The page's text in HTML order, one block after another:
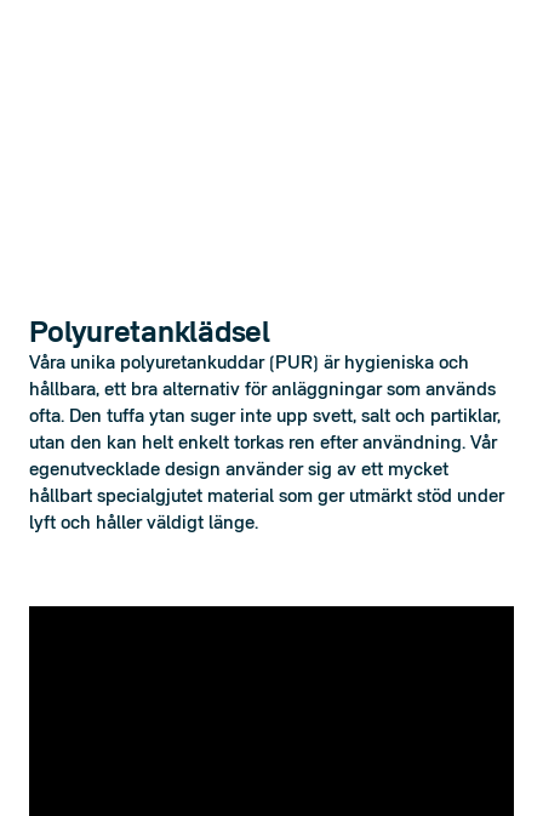
Polyuretanklädsel
Våra unika polyuretankuddar (PUR) är hygieniska och
hållbara, ett bra alternativ för anläggningar som används
ofta. Den tuffa ytan suger inte upp svett, salt och partiklar,
utan den kan helt enkelt torkas ren efter användning. Vår
egenutvecklade design använder sig av ett mycket
hållbart specialgjutet material som ger utmärkt stöd under
lyft och håller väldigt länge.